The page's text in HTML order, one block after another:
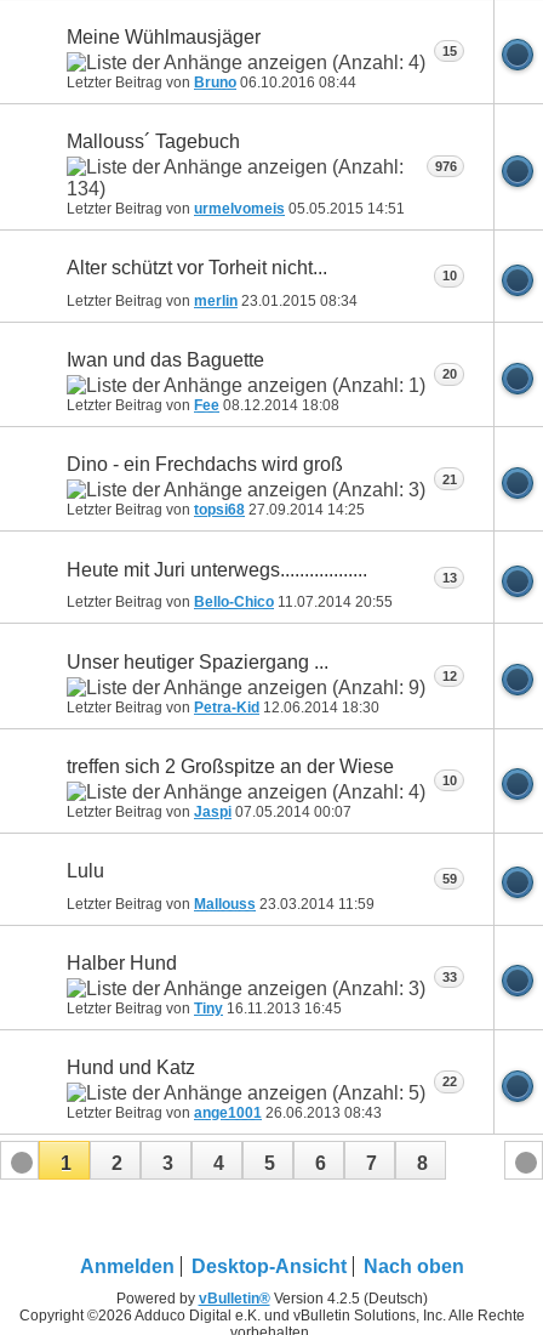
Meine Wühlmausjäger
Letzter Beitrag von Bruno 06.10.2016 08:44
15
Mallouss´ Tagebuch
Letzter Beitrag von urmelvomeis 05.05.2015 14:51
976
Alter schützt vor Torheit nicht...
Letzter Beitrag von merlin 23.01.2015 08:34
10
Iwan und das Baguette
Letzter Beitrag von Fee 08.12.2014 18:08
20
Dino - ein Frechdachs wird groß
Letzter Beitrag von topsi68 27.09.2014 14:25
21
Heute mit Juri unterwegs..................
Letzter Beitrag von Bello-Chico 11.07.2014 20:55
13
Unser heutiger Spaziergang ...
Letzter Beitrag von Petra-Kid 12.06.2014 18:30
12
treffen sich 2 Großspitze an der Wiese
Letzter Beitrag von Jaspi 07.05.2014 00:07
10
Lulu
Letzter Beitrag von Mallouss 23.03.2014 11:59
59
Halber Hund
Letzter Beitrag von Tiny 16.11.2013 16:45
33
Hund und Katz
Letzter Beitrag von ange1001 26.06.2013 08:43
22
1 2 3 4 5 6 7 8
Anmelden Desktop-Ansicht Nach oben
Powered by vBulletin®Version 4.2.5 (Deutsch)
Copyright ©2026 Adduco Digital e.K. und vBulletin Solutions, Inc. Alle Rechte